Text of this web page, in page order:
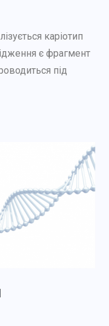
каріотип
є фрагмент
під